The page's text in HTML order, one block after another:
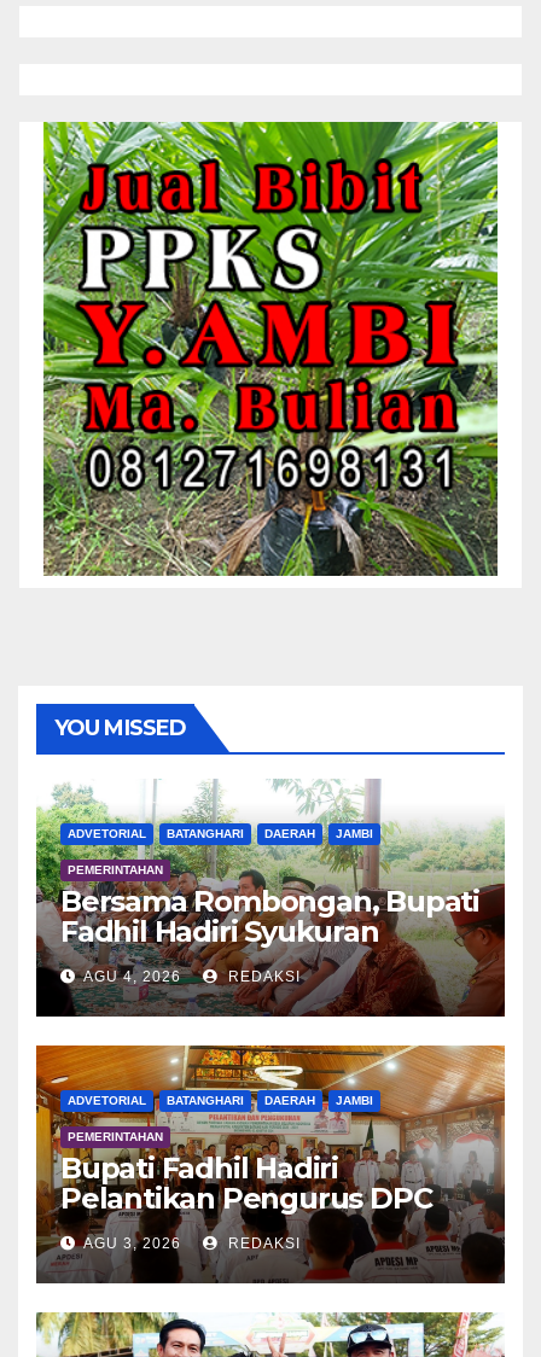
YOU MISSED
ADVETORIAL BATANGHARI DAERAH JAMBI
PEMERINTAHAN
Bersama Rombongan, Bupati
Fadhil Hadiri Syukuran
Tanam Padi di Terusan
AGU 4, 2026 REDAKSI
ADVETORIAL BATANGHARI DAERAH JAMBI
PEMERINTAHAN
Bupati Fadhil Hadiri
Pelantikan Pengurus DPC
APDESI MP
AGU 3, 2026 REDAKSI